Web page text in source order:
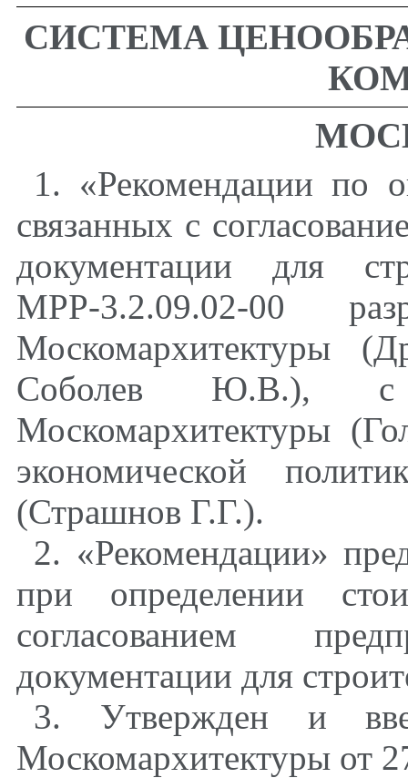
СИСТЕМА
1. «Рекомендации по
связанных с
документации для
МРР-3.2.09.02-00
Москомархитектуры
Соболев Ю.В.), с
Москомархитектуры
экономической
(Страшнов Г.Г.).
2. «Рекомендации»
при определении
согласованием
документации для
3. Утвержден и
Москомархитектуры от